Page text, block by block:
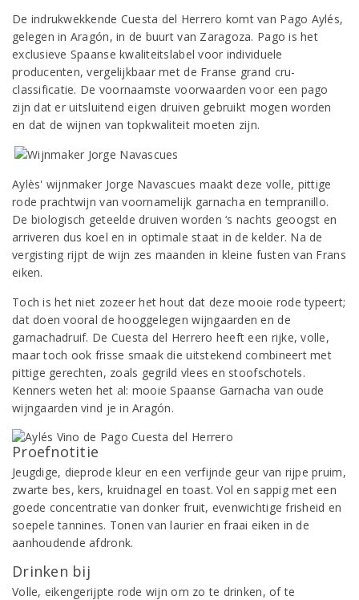
De indrukwekkende Cuesta del Herrero komt van Pago Aylés,
gelegen in Aragón, in de buurt van Zaragoza. Pago is het
exclusieve Spaanse kwaliteitslabel voor individuele
producenten, vergelijkbaar met de Franse grand cru-
classificatie. De voornaamste voorwaarden voor een pago
zijn dat er uitsluitend eigen druiven gebruikt mogen worden
en dat de wijnen van topkwaliteit moeten zijn.
Aylès' wijnmaker Jorge Navascues maakt deze volle, pittige
rode prachtwijn van voornamelijk garnacha en tempranillo.
De biologisch geteelde druiven worden ‘s nachts geoogst en
arriveren dus koel en in optimale staat in de kelder. Na de
vergisting rijpt de wijn zes maanden in kleine fusten van Frans
eiken.
Toch is het niet zozeer het hout dat deze mooie rode typeert;
dat doen vooral de hooggelegen wijngaarden en de
garnachadruif. De Cuesta del Herrero heeft een rijke, volle,
maar toch ook frisse smaak die uitstekend combineert met
pittige gerechten, zoals gegrild vlees en stoofschotels.
Kenners weten het al: mooie Spaanse Garnacha van oude
wijngaarden vind je in Aragón.
Proefnotitie
Jeugdige, dieprode kleur en een verfijnde geur van rijpe pruim,
zwarte bes, kers, kruidnagel en toast. Vol en sappig met een
goede concentratie van donker fruit, evenwichtige frisheid en
soepele tannines. Tonen van laurier en fraai eiken in de
aanhoudende afdronk.
Drinken bij
Volle, eikengerijpte rode wijn om zo te drinken, of te